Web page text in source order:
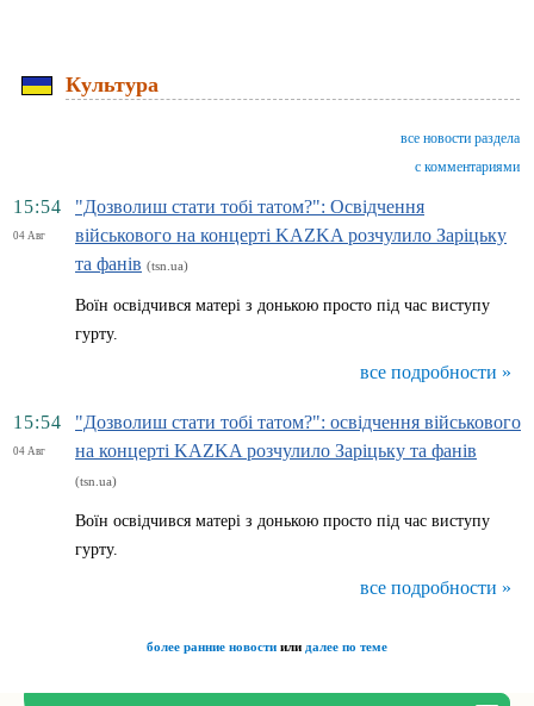
Культура
все новости раздела
с комментариями
15:54
04 Авг
"Дозволиш стати тобі татом?": Освідчення
військового на концерті KAZKA розчулило Заріцьку
та фанів (tsn.ua)
Воїн освідчився матері з донькою просто під час виступу
гурту.
все подробности »
15:54
04 Авг
"Дозволиш стати тобі татом?": освідчення військового
на концерті KAZKA розчулило Заріцьку та фанів
(tsn.ua)
Воїн освідчився матері з донькою просто під час виступу
гурту.
все подробности »
более ранние новости или далее по теме